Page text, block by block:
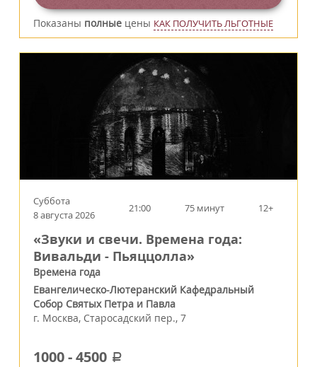
Показаны полные цены КАК ПОЛУЧИТЬ ЛЬГОТНЫЕ
Суббота
8 августа 2026
21:00 75 минут 12+
«Звуки и свечи. Времена года:
Вивальди - Пьяццолла»
Времена года
Евангелическо-Лютеранский Кафедральный
Собор Святых Петра и Павла
г. Москва, Старосадский пер., 7
1000-4500 a